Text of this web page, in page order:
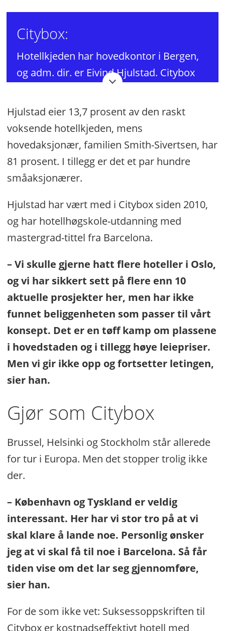
Citybox:
Hotellkjeden har hovedkontor i Bergen,
og adm. dir. er Eivind Hjulstad. Citybox
vekstambisjoner.
Hjulstad eier 13,7 prosent av den raskt
voksende hotellkjeden, mens
hovedaksjonær, familien Smith-Sivertsen, har
81 prosent. I tillegg er det et par hundre
småaksjonærer.
Hjulstad har vært med i Citybox siden 2010,
og har hotellhøgskole-utdanning med
mastergrad-tittel fra Barcelona.
– Vi skulle gjerne hatt flere hoteller i Oslo,
og vi har sikkert sett på flere enn 10
aktuelle prosjekter her, men har ikke
funnet beliggenheten som passer til vårt
konsept. Det er en tøff kamp om plassene
i hovedstaden og i tillegg høye leiepriser.
Men vi gir ikke opp og fortsetter letingen,
sier han.
Gjør som Citybox
Brussel, Helsinki og Stockholm står allerede
for tur i Europa. Men det stopper trolig ikke
der.
– København og Tyskland er veldig
interessant. Her har vi stor tro på at vi
skal klare å lande noe. Personlig ønsker
jeg at vi skal få til noe i Barcelona. Så får
tiden vise om det lar seg gjennomføre,
sier han.
For de som ikke vet: Suksessoppskriften til
Citybox er kostnadseffektivt hotell med